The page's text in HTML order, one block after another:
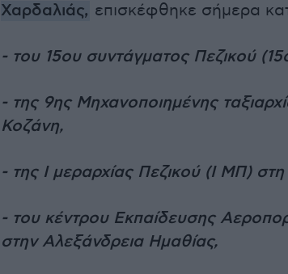
Χαρδαλιάς, επισκέφθηκε σήμερα
- του 15ου συντάγματος Πεζικού
- της 9ης Μηχανοποιημένης
Κοζάνη,
- της Ι μεραρχίας Πεζικού (Ι ΜΠ)
- του κέντρου Εκπαίδευσης
στην Αλεξάνδρεια Ημαθίας,